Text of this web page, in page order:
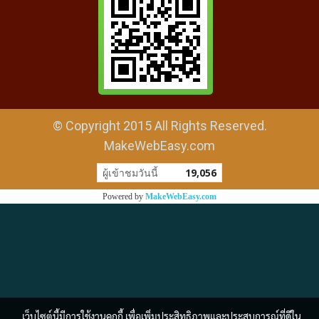
© Copyright 2015 All Rights Reserved.
MakeWebEasy.com
ผู้เข้าชมวันนี้ 19,056
Powered by MakeWebEasy.com
เว็บไซต์นี้มีการใช้งานคุกกี้ เพื่อเพิ่มประสิทธิภาพและประสบการณ์ที่ดีใน